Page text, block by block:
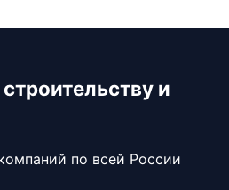
и
по всей России